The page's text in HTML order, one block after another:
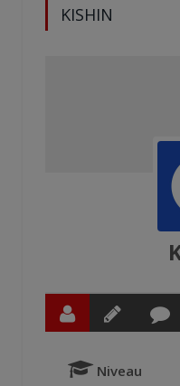
KISHIN
Niveau